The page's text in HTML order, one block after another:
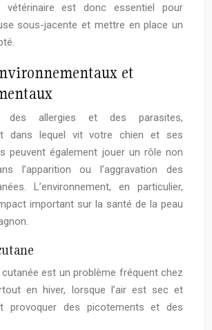
est donc essentiel pour
sous-jacente et mettre en place un
et
des allergies et des parasites,
dans lequel vit votre chien et ses
peuvent également jouer un rôle non
l’apparition ou l’aggravation des
L’environnement, en particulier,
important sur la santé de la peau
est un problème fréquent chez
en hiver, lorsque l’air est sec et
provoquer des picotements et des